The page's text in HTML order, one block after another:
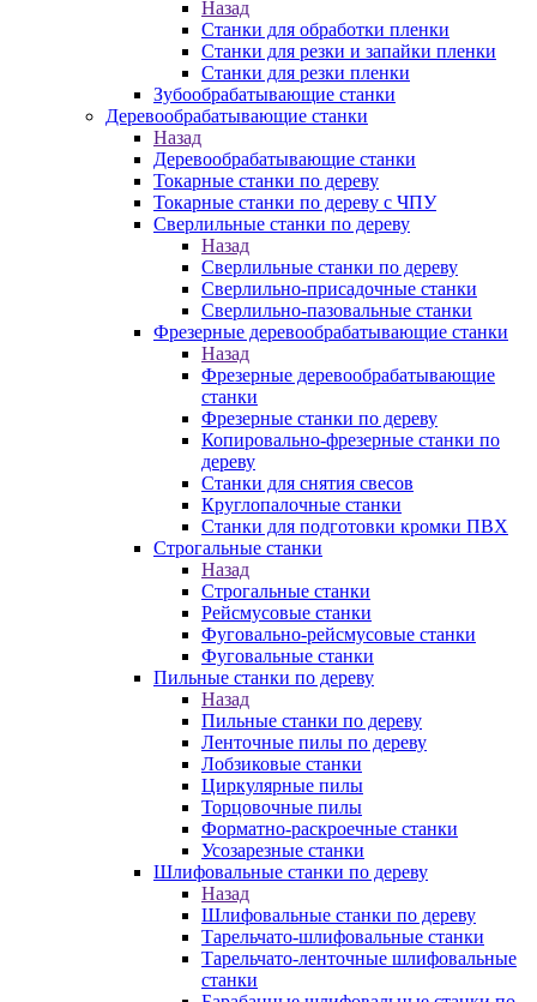
Назад
Станки для обработки пленки
Станки для резки и запайки пленки
Станки для резки пленки
Зубообрабатывающие станки
Деревообрабатывающие станки
Назад
Деревообрабатывающие станки
Токарные станки по дереву
Токарные станки по дереву с ЧПУ
Сверлильные станки по дереву
Назад
Сверлильные станки по дереву
Сверлильно-присадочные станки
Сверлильно-пазовальные станки
Фрезерные деревообрабатывающие станки
Назад
Фрезерные деревообрабатывающие
станки
Фрезерные станки по дереву
Копировально-фрезерные станки по
дереву
Станки для снятия свесов
Круглопалочные станки
Станки для подготовки кромки ПВХ
Строгальные станки
Назад
Строгальные станки
Рейсмусовые станки
Фуговально-рейсмусовые станки
Фуговальные станки
Пильные станки по дереву
Назад
Пильные станки по дереву
Ленточные пилы по дереву
Лобзиковые станки
Циркулярные пилы
Торцовочные пилы
Форматно-раскроечные станки
Усозарезные станки
Шлифовальные станки по дереву
Назад
Шлифовальные станки по дереву
Тарельчато-шлифовальные станки
Тарельчато-ленточные шлифовальные
станки